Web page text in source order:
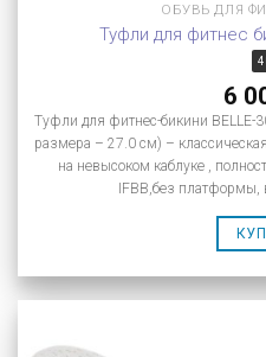
ОБУВЬ ДЛЯ
Туфли для фитнес
6
Туфли для фитнес-бикини
размера – 27.0 см) –
на невысоком каблуке ,
IFBB,без платформы,